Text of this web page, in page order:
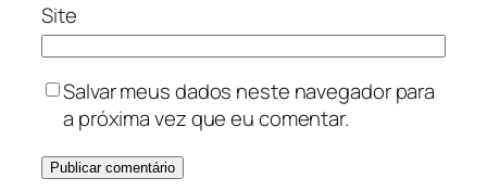
Site
Salvar meus dados neste navegador para
a próxima vez que eu comentar.